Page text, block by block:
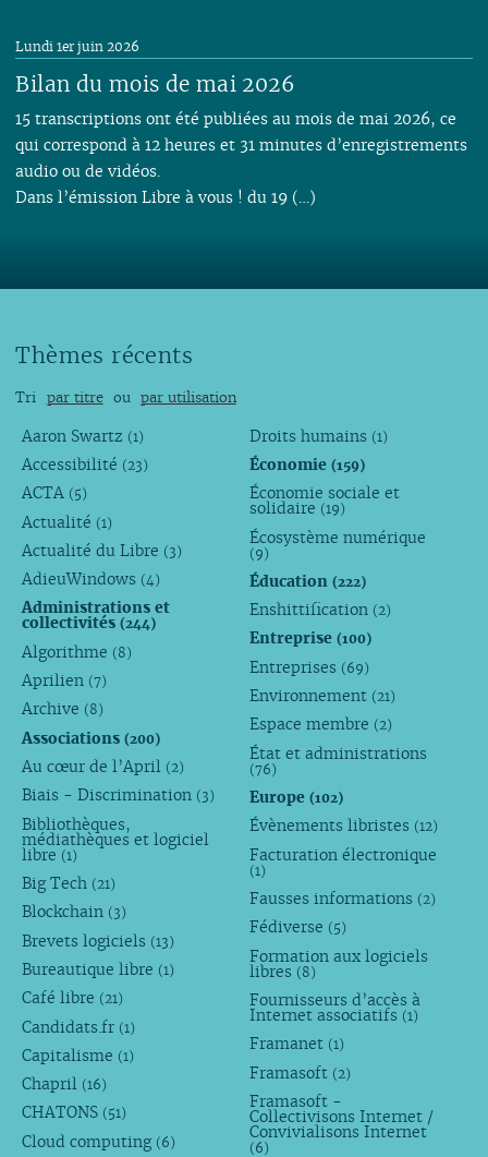
Bilan du mois de mai 2026
Lundi 1er juin 2026
15 transcriptions ont été publiées au mois de mai 2026, ce
qui correspond à 12 heures et 31 minutes d’enregistrements
audio ou de vidéos.
Dans l’émission Libre à vous ! du 19 (…)
Thèmes récents
Tri par titre ou par utilisation
Aaron Swartz (1)
Accessibilité (23)
ACTA (5)
Actualité (1)
Actualité du Libre (3)
AdieuWindows (4)
Administrations et
collectivités (244)
Algorithme (8)
Aprilien (7)
Archive (8)
Associations (200)
Au cœur de l’April (2)
Biais - Discrimination (3)
Bibliothèques,
médiathèques et logiciel
libre (1)
Big Tech (21)
Blockchain (3)
Brevets logiciels (13)
Bureautique libre (1)
Café libre (21)
Candidats.fr (1)
Capitalisme (1)
Chapril (16)
CHATONS (51)
Cloud computing (6)
Droits humains (1)
Économie(159)
Économie sociale et
solidaire (19)
Écosystème numérique
(9)
Éducation(222)
Enshittification (2)
Entreprise(100)
Entreprises (69)
Environnement (21)
Espace membre (2)
État et administrations
(76)
Europe(102)
Évènements libristes (12)
Facturation électronique
(1)
Fausses informations (2)
Fédiverse (5)
Formation aux logiciels
libres (8)
Fournisseurs d’accès à
Internet associatifs (1)
Framanet (1)
Framasoft (2)
Framasoft -
Collectivisons Internet /
Convivialisons Internet
(6)